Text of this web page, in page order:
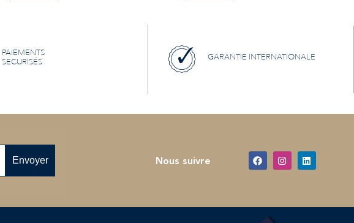
PAIEMENTS
SECURISÉS
GARANTIE INTERNATIONALE
Envoyer Nous suivre